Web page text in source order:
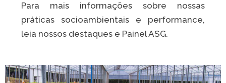
Para mais informações sobre nossas
práticas socioambientais e performance,
leia nossos destaques e Painel ASG.